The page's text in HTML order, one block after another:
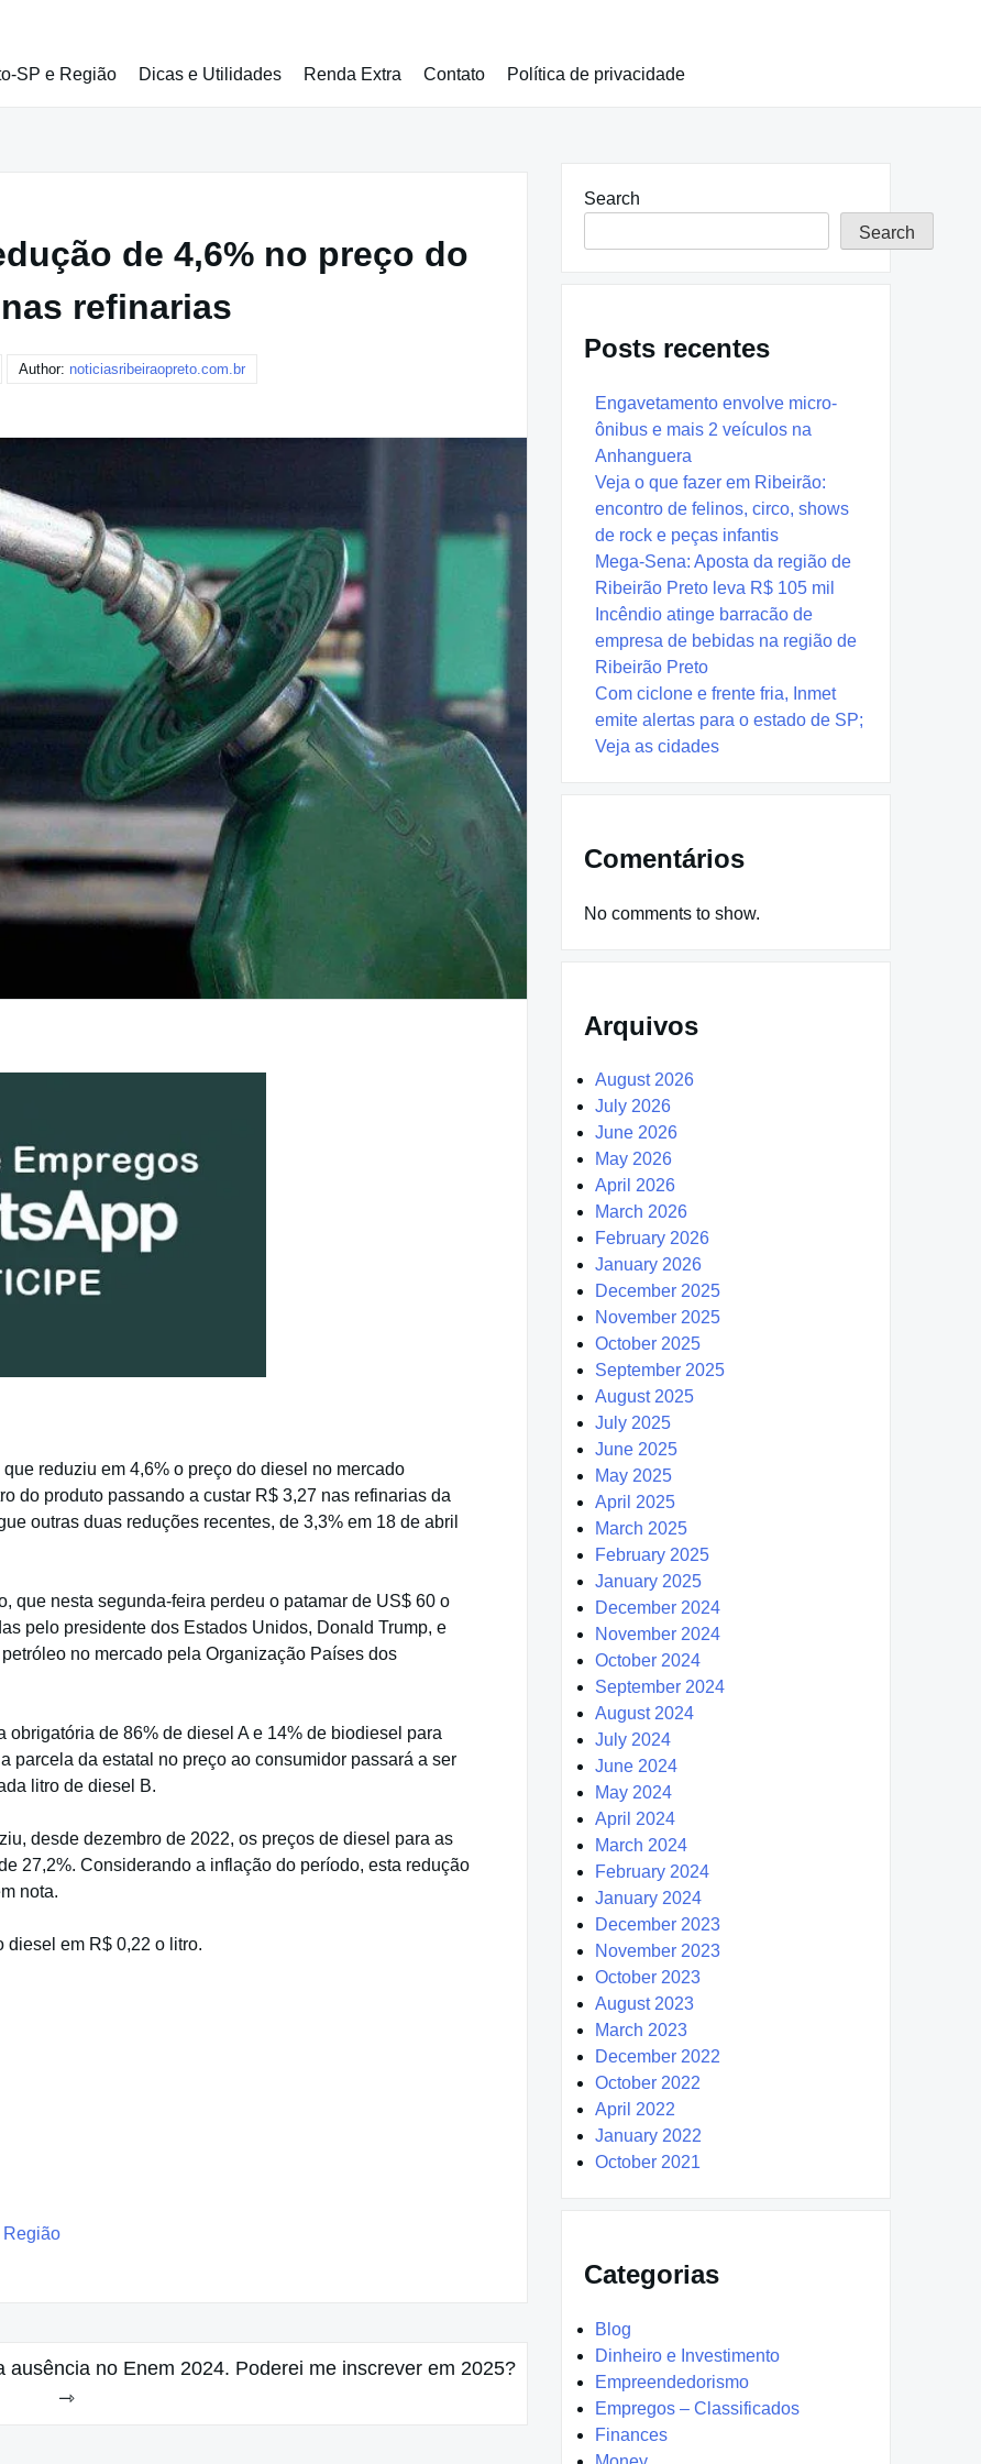
SP e Região Dicas e Utilidades Renda Extra Contato Política de privacidade
de 4,6% no preço do
refinarias
Author: noticiasribeiraopreto.com.br
reduziu em 4,6% o preço do diesel no mercado
do produto passando a custar R$ 3,27 nas refinarias da
outras duas reduções recentes, de 3,3% em 18 de abril
que nesta segunda-feira perdeu o patamar de US$ 60 o
pelo presidente dos Estados Unidos, Donald Trump, e
no mercado pela Organização Países dos
de 86% de diesel A e 14% de biodiesel para
parcela da estatal no preço ao consumidor passará a ser
litro de diesel B.
desde dezembro de 2022, os preços de diesel para as
27,2%. Considerando a inflação do período, esta redução
nota.
diesel em R$ 0,22 o litro.
Região
no Enem 2024. Poderei me inscrever em 2025?
Search
Search
Posts recentes
Engavetamento envolve micro-
ônibus e mais 2 veículos na
Anhanguera
Veja o que fazer em Ribeirão:
encontro de felinos, circo, shows
de rock e peças infantis
Mega-Sena: Aposta da região de
Ribeirão Preto leva R$ 105 mil
Incêndio atinge barracão de
empresa de bebidas na região de
Ribeirão Preto
Com ciclone e frente fria, Inmet
emite alertas para o estado de SP;
Veja as cidades
Comentários
No comments to show.
Arquivos
August 2026
July 2026
June 2026
May 2026
April 2026
March 2026
February 2026
January 2026
December 2025
November 2025
October 2025
September 2025
August 2025
July 2025
June 2025
May 2025
April 2025
March 2025
February 2025
January 2025
December 2024
November 2024
October 2024
September 2024
August 2024
July 2024
June 2024
May 2024
April 2024
March 2024
February 2024
January 2024
December 2023
November 2023
October 2023
August 2023
March 2023
December 2022
October 2022
April 2022
January 2022
October 2021
Categorias
Blog
Dinheiro e Investimento
Empreendedorismo
Empregos – Classificados
Finances